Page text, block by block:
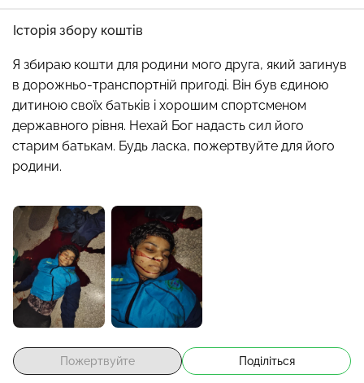
Історія збору коштів
Я збираю кошти для родини мого друга, який загинув
в дорожньо-транспортній пригоді. Він був єдиною
дитиною своїх батьків і хорошим спортсменом
державного рівня. Нехай Бог надасть сил його
старим батькам. Будь ласка, пожертвуйте для його
родини.
Пожертвуйте Поділіться